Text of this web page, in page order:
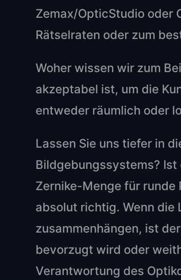
Zemax/OpticStudio oder
Rätselraten oder zum
Woher wissen wir zum
akzeptabel ist, um die
entweder räumlich oder
Lassen Sie uns tiefer in
Bildgebungssystems?
Zernike-Menge für runde
absolut richtig. Wenn
zusammenhängen, ist
bevorzugt wird oder
Verantwortung des